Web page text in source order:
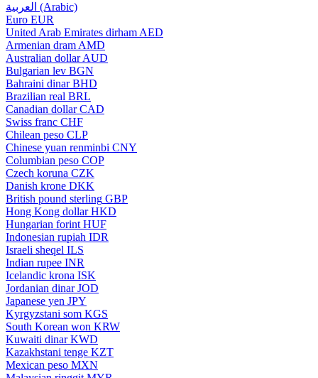
العربية (Arabic)
Euro EUR
United Arab Emirates dirham AED
Armenian dram AMD
Australian dollar AUD
Bulgarian lev BGN
Bahraini dinar BHD
Brazilian real BRL
Canadian dollar CAD
Swiss franc CHF
Chilean peso CLP
Chinese yuan renminbi CNY
Columbian peso COP
Czech koruna CZK
Danish krone DKK
British pound sterling GBP
Hong Kong dollar HKD
Hungarian forint HUF
Indonesian rupiah IDR
Israeli sheqel ILS
Indian rupee INR
Icelandic krona ISK
Jordanian dinar JOD
Japanese yen JPY
Kyrgyzstani som KGS
South Korean won KRW
Kuwaiti dinar KWD
Kazakhstani tenge KZT
Mexican peso MXN